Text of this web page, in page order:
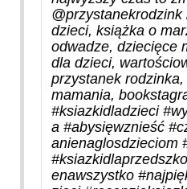
dzieci, książka o
odwadze, dziecięce
dla dzieci,
przystanek
mamania,
#ksiazkidladzieci
a #abysięwznieść
anienaglosdzieciom
enawszystko